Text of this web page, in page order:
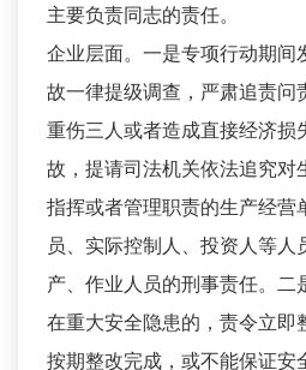
主要负责同志的责任。
企业层面。一是专项行动期间
故一律提级调查，严肃追责问
重伤三人或者造成直接经济损
故，提请司法机关依法追究对
指挥或者管理职责的生产经营
员、实际控制人、投资人等人
产、作业人员的刑事责任。二
在重大安全隐患的，责令立即
按期整改完成，或不能保证安